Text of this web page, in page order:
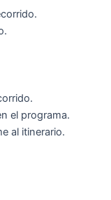
el programa.
al itinerario.